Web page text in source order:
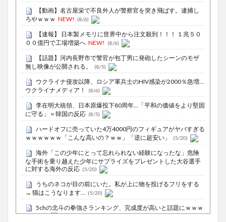
【動画】名古屋栄で不良外人が警察官を突き飛ばす。逮捕し
ろやｗｗｗ NEW! (8/6)
【速報】 日本製メモリに世界中から注文殺到！！！ １兆５０
００億円で工場増築へ NEW! (8/6)
【話題】河内長野市で警官が包丁男に発砲したシーンのモザ
無し映像が公開される。
(8/5)
ウクライナ侵攻以降、ロシア軍兵士のHIV感染が2000％急増…
ウクライナメディア！
(8/6)
李在明大統領、日本原爆投下80周年…「平和の価値をより堅固
に守る」＝韓国の反応 (8/5)
ハードオフに売っていた4万4000円のフィギュアがヤバすぎる
ｗｗｗｗｗｗ「こんな高いの？ｗｗ」「逆に超安い」
(5/20)
海外「この少年にとって忘れられない経験になったな」危険
な手術を乗り越えた少年にサプライズをプレゼントした大谷選手
に対する海外の反応 (5/20)
うちのネコが目の前にいた。私が上に物を投げるフリをする
→ 猫はこうなります…
(5/20)
5chの北斗の拳強さランキング、完成度が高いと話題にｗｗｗ
ｗ